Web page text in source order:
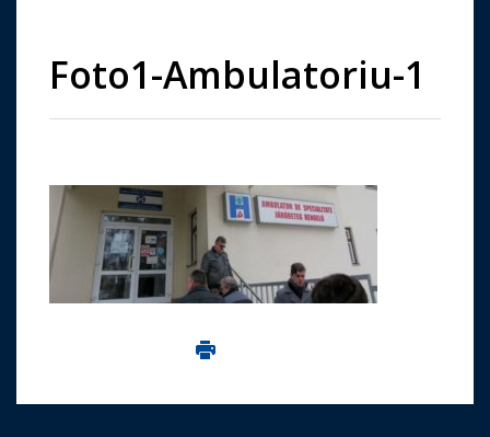
Foto1-Ambulatoriu-1
Imprima aceasta pagina